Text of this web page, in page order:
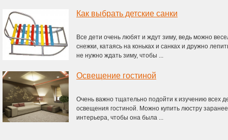
Как выбрать детские санки
Все дети очень любят и ждут зиму, ведь можно
снежки, катаясь на коньках и санках и дружно
не нужно ждать зиму, чтобы ...
Освещение гостиной
Очень важно тщательно подойти к изучению всех
освещения гостиной. Можно купить люстру
интерьера, чтобы она была ...